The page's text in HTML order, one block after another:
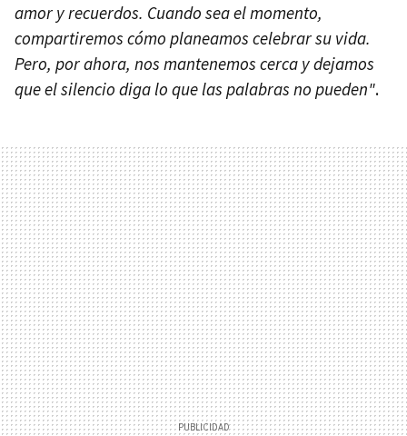
amor y recuerdos. Cuando sea el momento,
compartiremos cómo planeamos celebrar su vida.
Pero, por ahora, nos mantenemos cerca y dejamos
que el silencio diga lo que las palabras no pueden".